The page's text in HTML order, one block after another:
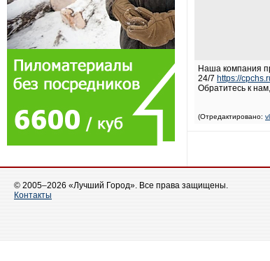
Наша компания
24/7 https://
Обратитесь к
(Отредактировано:
© 2005–2026 «Лучший Город». Все права защищены.
Контакты